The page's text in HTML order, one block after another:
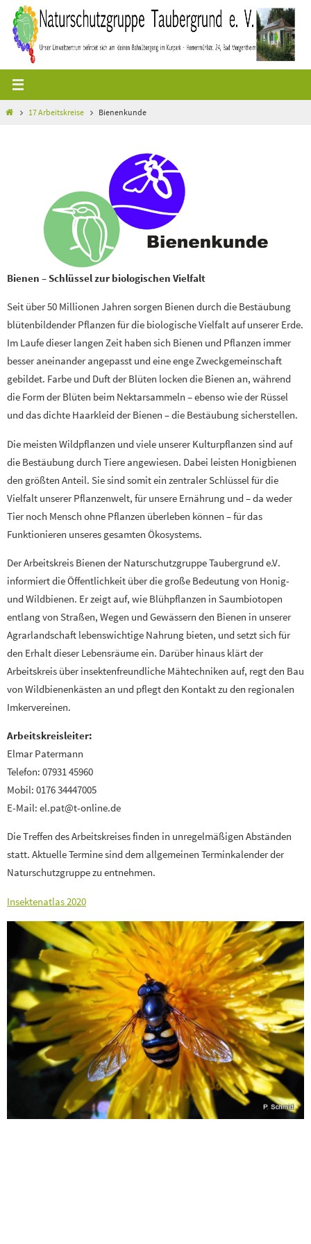
Zum
Inhalt
springen
Start17 Arbeitskreise Bienenkunde
Bienen – Schlüssel zur biologischen Vielfalt
Seit über 50 Millionen Jahren sorgen Bienen durch die Bestäubung
blütenbildender Pflanzen für die biologische Vielfalt auf unserer Erde.
Im Laufe dieser langen Zeit haben sich Bienen und Pflanzen immer
besser aneinander angepasst und eine enge Zweckgemeinschaft
gebildet. Farbe und Duft der Blüten locken die Bienen an, während
die Form der Blüten beim Nektarsammeln – ebenso wie der Rüssel
und das dichte Haarkleid der Bienen – die Bestäubung sicherstellen.
Die meisten Wildpflanzen und viele unserer Kulturpflanzen sind auf
die Bestäubung durch Tiere angewiesen. Dabei leisten Honigbienen
den größten Anteil. Sie sind somit ein zentraler Schlüssel für die
Vielfalt unserer Pflanzenwelt, für unsere Ernährung und – da weder
Tier noch Mensch ohne Pflanzen überleben können – für das
Funktionieren unseres gesamten Ökosystems.
Der Arbeitskreis Bienen der Naturschutzgruppe Taubergrund e.V.
informiert die Öffentlichkeit über die große Bedeutung von Honig-
und Wildbienen. Er zeigt auf, wie Blühpflanzen in Saumbiotopen
entlang von Straßen, Wegen und Gewässern den Bienen in unserer
Agrarlandschaft lebenswichtige Nahrung bieten, und setzt sich für
den Erhalt dieser Lebensräume ein. Darüber hinaus klärt der
Arbeitskreis über insektenfreundliche Mähtechniken auf, regt den Bau
von Wildbienenkästen an und pflegt den Kontakt zu den regionalen
Imkervereinen.
Arbeitskreisleiter:
Elmar Patermann
Telefon: 07931 45960
Mobil: 0176 34447005
E-Mail: el.pat@t-online.de
Die Treffen des Arbeitskreises finden in unregelmäßigen Abständen
statt. Aktuelle Termine sind dem allgemeinen Terminkalender der
Naturschutzgruppe zu entnehmen.
Insektenatlas 2020